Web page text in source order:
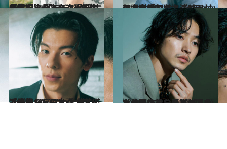
2024.4.25
「川を流れていく小石のように」 【モデル・俳優・編集長】と3つの 靴を履く、山本奈衣瑠の“走り方”
カルチャー 2024.10.25
朝ドラ「舞い上がれ！」の水島役を経て、6年がかりで製作した主演映画が公開 佐野弘樹
カルチャー
2024.4.23
『青春18×2 君へと続く道』でシュー・グァンハンが挑んだ日本語 藤井道人監督からのリクエストとは
カルチャー 2024.4.20
「俳優は自分自身に呪いをかけてる」 山﨑賢人が大作の主役を任されても ムード作りを意識しすぎない理由
カルチャー